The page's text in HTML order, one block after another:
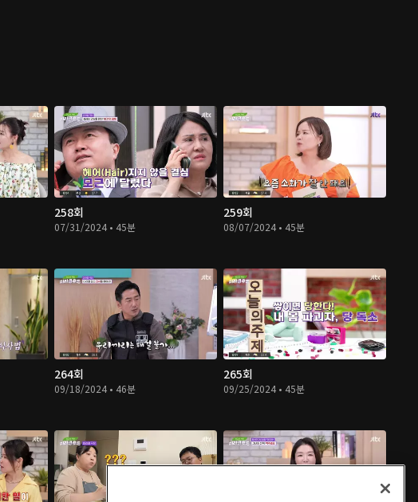
258회
07/31/2024 • 45분
259회
08/07/2024 • 45분
264회
09/18/2024 • 46분
265회
09/25/2024 • 45분